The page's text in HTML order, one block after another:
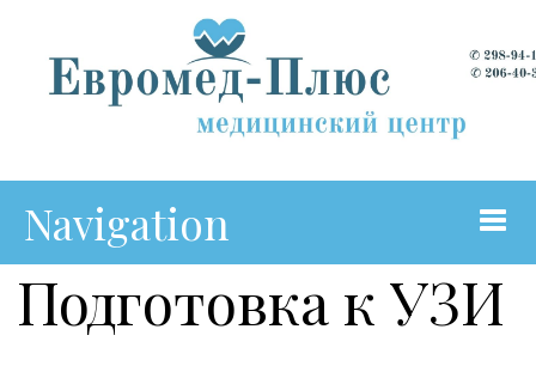
Navigation
Главная
Подготовка к УЗИ